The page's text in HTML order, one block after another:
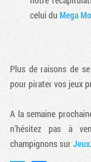
celui du Mega
Plus de raisons de
pour pirater vos jeux
A la semaine
n'hésitez pas à
champignons sur